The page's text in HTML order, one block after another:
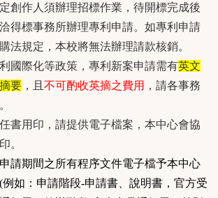
創作人須辦理招標作業，待開標完成後
得標事務所辦理專利申請。如專利申請
法規定，本校將無法辦理請款核銷。
國際化等政策，專利新案申請需有英文
要 ，且 不可酌收英摘之費用 ，請各事務
書用印，請提供電子檔案，本中心會協
。
請期間之所有程序文件電子檔予本中心
例如：申請階段-申請書、說明書，官方受